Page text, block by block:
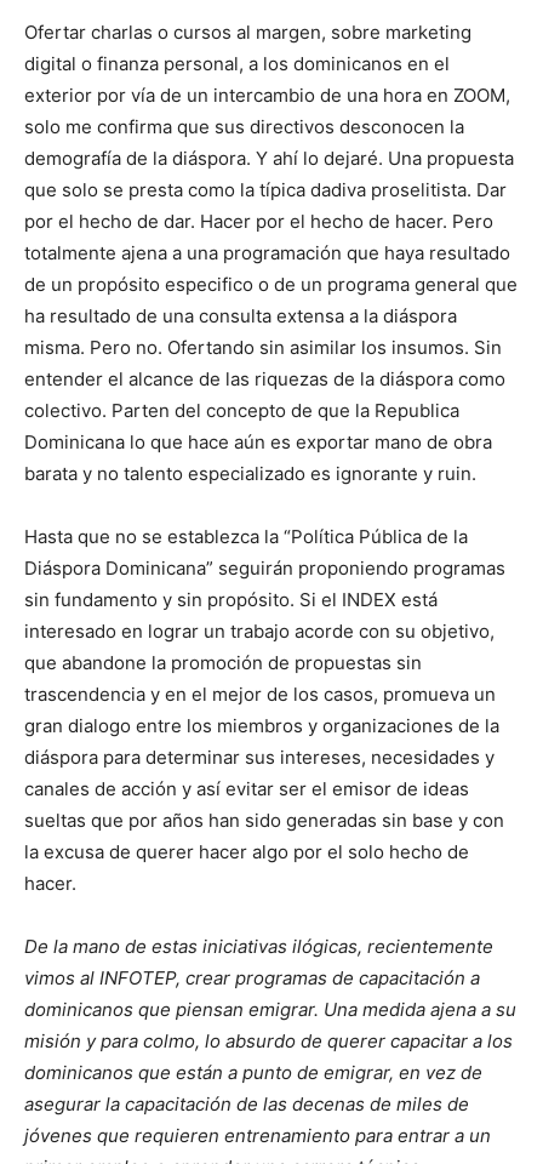
Ofertar charlas o cursos al margen, sobre marketing
digital o finanza personal, a los dominicanos en el
exterior por vía de un intercambio de una hora en ZOOM,
solo me confirma que sus directivos desconocen la
demografía de la diáspora. Y ahí lo dejaré. Una propuesta
que solo se presta como la típica dadiva proselitista. Dar
por el hecho de dar. Hacer por el hecho de hacer. Pero
totalmente ajena a una programación que haya resultado
de un propósito especifico o de un programa general que
ha resultado de una consulta extensa a la diáspora
misma. Pero no. Ofertando sin asimilar los insumos. Sin
entender el alcance de las riquezas de la diáspora como
colectivo. Parten del concepto de que la Republica
Dominicana lo que hace aún es exportar mano de obra
barata y no talento especializado es ignorante y ruin.
Hasta que no se establezca la “Política Pública de la
Diáspora Dominicana” seguirán proponiendo programas
sin fundamento y sin propósito. Si el INDEX está
interesado en lograr un trabajo acorde con su objetivo,
que abandone la promoción de propuestas sin
trascendencia y en el mejor de los casos, promueva un
gran dialogo entre los miembros y organizaciones de la
diáspora para determinar sus intereses, necesidades y
canales de acción y así evitar ser el emisor de ideas
sueltas que por años han sido generadas sin base y con
la excusa de querer hacer algo por el solo hecho de
hacer.
De la mano de estas iniciativas ilógicas, recientemente
vimos al INFOTEP, crear programas de capacitación a
dominicanos que piensan emigrar. Una medida ajena a su
misión y para colmo, lo absurdo de querer capacitar a los
dominicanos que están a punto de emigrar, en vez de
asegurar la capacitación de las decenas de miles de
jóvenes que requieren entrenamiento para entrar a un